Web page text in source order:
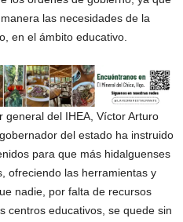
las necesidades de la
en el ámbito educativo.
general del IHEA, Víctor Arturo
del estado ha instruido
para que más hidalguenses
ofreciendo las herramientas y
nadie, por falta de recursos
centros educativos, se quede sin